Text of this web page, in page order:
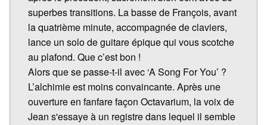
superbes transitions. La basse de François, avant
la quatrième minute, accompagnée de claviers,
lance un solo de guitare épique qui vous scotche
au plafond. Que c’est bon !
Alors que se passe-t-il avec ‘A Song For You’ ?
L’alchimie est moins convaincante. Après une
ouverture en fanfare façon Octavarium, la voix de
Jean s'essaye à un registre dans lequel il semble